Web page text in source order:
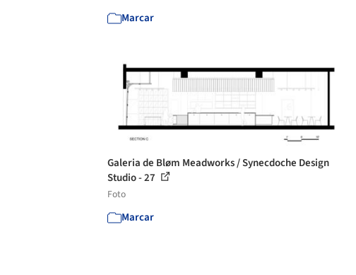
Marcar
Galeria de Bløm Meadworks / Synecdoche Design
Studio - 27
Foto
Marcar